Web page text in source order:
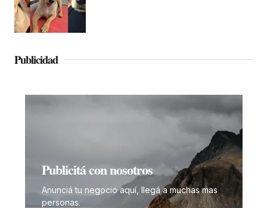
Publicidad
Publicitá con nosotros
Anunciá tu negocio aquí, llegá a muchas mas
personas.